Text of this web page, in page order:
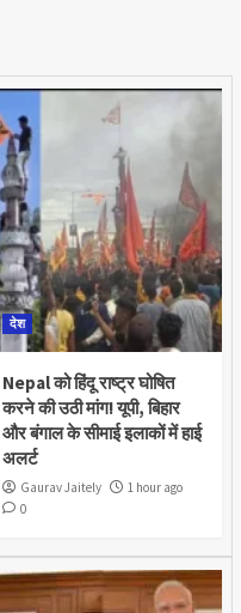
देश
Nepal को हिंदू राष्ट्र घोषित
करने की उठी मांग! यूपी, बिहार
और बंगाल के सीमाई इलाकों में हाई
अलर्ट
Gaurav Jaitely
1 hour ago
0